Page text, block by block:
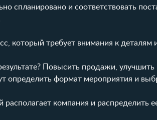
спланировано и соответствовать
который требует внимания к деталям
Повысить продажи,
определить формат мероприятия и
компания и распределить